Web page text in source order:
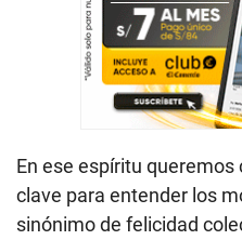
En ese espíritu
clave para entender los
sinónimo de felicidad